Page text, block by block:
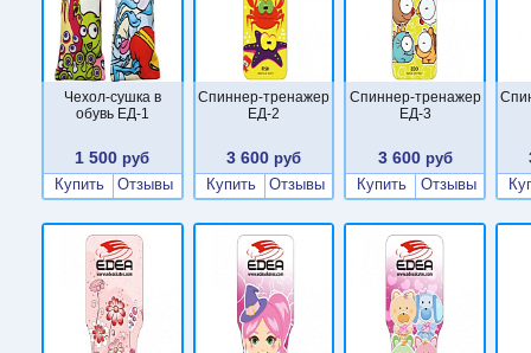
Чехол-сушка в
обувь ЕД-1
1 500 руб
Купить
Отзывы
Cпиннер-тренажер
ЕД-2
3 600 руб
Купить
Отзывы
Cпиннер-тренажер
ЕД-3
3 600руб
Купить
Отзывы